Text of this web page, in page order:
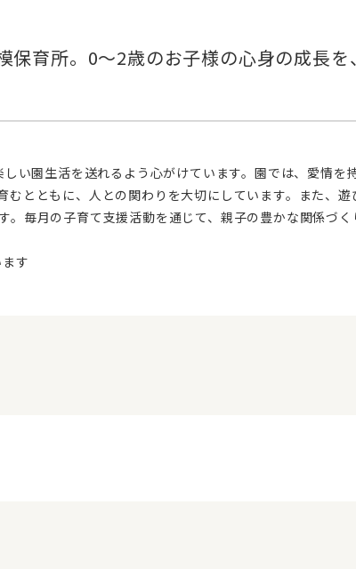
とともに、人との関わりを大切にしています。また、
毎月の子育て支援活動を通じて、親子の豊かな関係づく